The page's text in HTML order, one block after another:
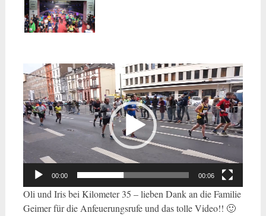
Video-
Player
00:00 00:06
Oli und Iris bei Kilometer 35 – lieben Dank an die Familie
Geimer für die Anfeuerungsrufe und das tolle Video!! 🙂